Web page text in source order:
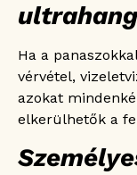
Ha a
vérvétel,
azokat
elkerülhetők a